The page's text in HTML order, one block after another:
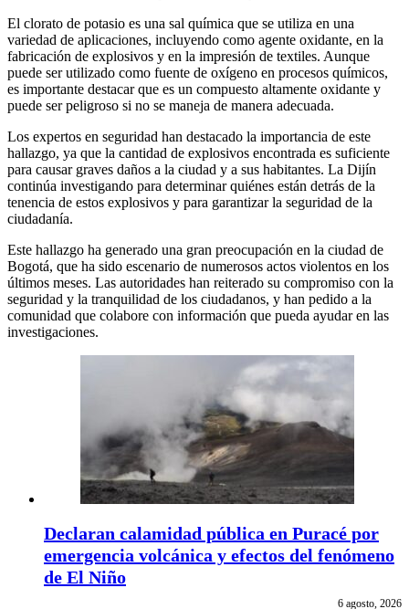
El clorato de potasio es una sal química que se utiliza en una
variedad de aplicaciones, incluyendo como agente oxidante, en la
fabricación de explosivos y en la impresión de textiles. Aunque
puede ser utilizado como fuente de oxígeno en procesos químicos,
es importante destacar que es un compuesto altamente oxidante y
puede ser peligroso si no se maneja de manera adecuada.
Los expertos en seguridad han destacado la importancia de este
hallazgo, ya que la cantidad de explosivos encontrada es suficiente
para causar graves daños a la ciudad y a sus habitantes. La Dijín
continúa investigando para determinar quiénes están detrás de la
tenencia de estos explosivos y para garantizar la seguridad de la
ciudadanía.
Este hallazgo ha generado una gran preocupación en la ciudad de
Bogotá, que ha sido escenario de numerosos actos violentos en los
últimos meses. Las autoridades han reiterado su compromiso con la
seguridad y la tranquilidad de los ciudadanos, y han pedido a la
comunidad que colabore con información que pueda ayudar en las
investigaciones.
Declaran calamidad pública en Puracé por
emergencia volcánica y efectos del fenómeno
de El Niño
6 agosto, 2026